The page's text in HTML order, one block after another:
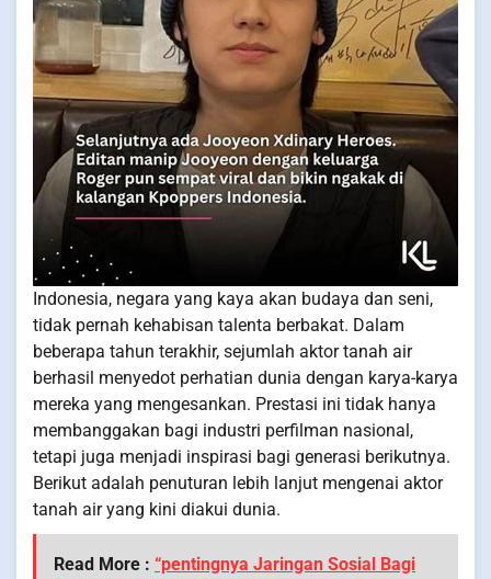
Indonesia, negara yang kaya akan budaya dan seni,
tidak pernah kehabisan talenta berbakat. Dalam
beberapa tahun terakhir, sejumlah aktor tanah air
berhasil menyedot perhatian dunia dengan karya-karya
mereka yang mengesankan. Prestasi ini tidak hanya
membanggakan bagi industri perfilman nasional,
tetapi juga menjadi inspirasi bagi generasi berikutnya.
Berikut adalah penuturan lebih lanjut mengenai aktor
tanah air yang kini diakui dunia.
Read More : “pentingnya Jaringan Sosial Bagi